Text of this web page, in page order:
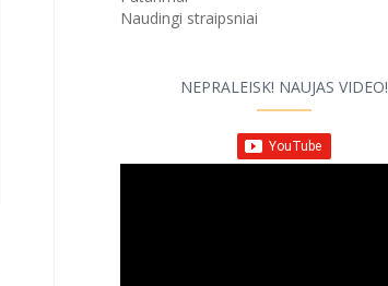
Naudingi straipsniai
NEPRALEISK! NAUJAS VIDEO!